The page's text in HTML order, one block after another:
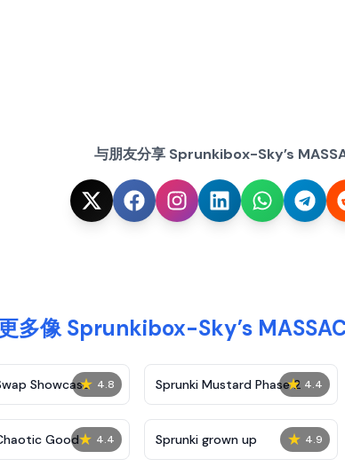
与朋友分享 Sprunkibox-Sky’s
多像 Sprunkibox-Sky’s
★ 4.8
Showcase ★ 4.4
Sprunki Mustard Phase 2
★ 4.4
Good ★ 4.9
Sprunki grown up